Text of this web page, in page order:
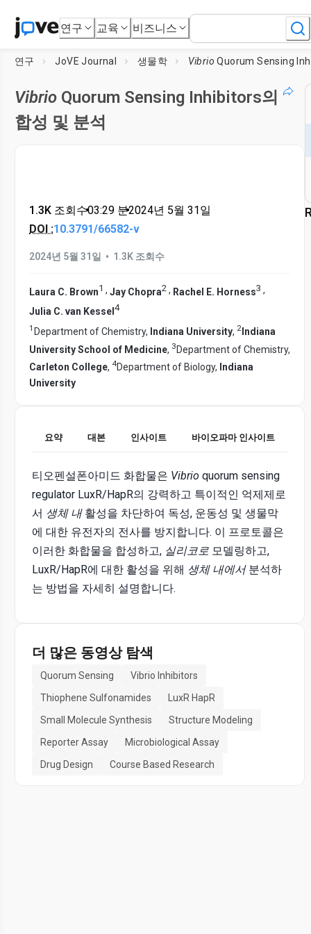
연구 교육 비즈니스
연구 JoVE Journal 생물학 Vibrio Quorum Sensing Inhibitors의 합
Vibrio Quorum Sensing Inhibitors의
합성 및 분석
1.3K 조회수•03:29 분•2024년 5월 31일
DOI :10.3791/66582-v
2024년 5월 31일 • 1.3K 조회수
Laura C. Brown1 , Jay Chopra2 , Rachel E. Horness3 ,
Julia C. van Kessel4
1 Department of Chemistry, Indiana University, 2 Indiana
University School of Medicine, 3 Department of Chemistry,
Carleton College, 4Department of Biology, Indiana
University
요약 대본 인사이트 바이오파마 인사이트
티오펜설폰아미드 화합물은 Vibrio quorum sensing
regulator LuxR/HapR의 강력하고 특이적인 억제제로
서 생체 내활성을 차단하여 독성, 운동성 및 생물막
에 대한 유전자의 전사를 방지합니다. 이 프로토콜은
이러한 화합물을 합성하고, 실리코로 모델링하고,
LuxR/HapR에 대한 활성을 위해 생체 내에서분석하
는 방법을 자세히 설명합니다.
더 많은 동영상 탐색
Quorum Sensing
Vibrio Inhibitors
Thiophene Sulfonamides
LuxR HapR
Small Molecule Synthesis
Structure Modeling
Reporter Assay
Microbiological Assay
Drug Design
Course Based Research